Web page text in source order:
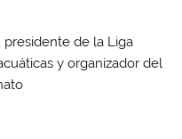
presidente de la Liga
y organizador del